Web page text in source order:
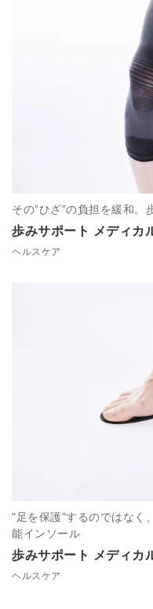
歩みサポート メディカ
その”ひざ”の負担を緩和。
ヘルスケア
歩みサポート メディカ
"足を保護"するのではなく
能インソール
ヘルスケア